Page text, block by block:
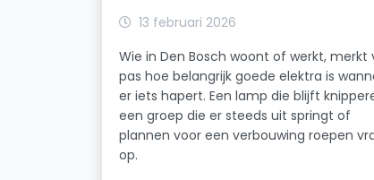
13 februari 2026
Wie in Den Bosch woont of werkt, merkt
pas hoe belangrijk goede elektra is
er iets hapert. Een lamp die blijft
een groep die er steeds uit springt of
plannen voor een verbouwing roepen
op.